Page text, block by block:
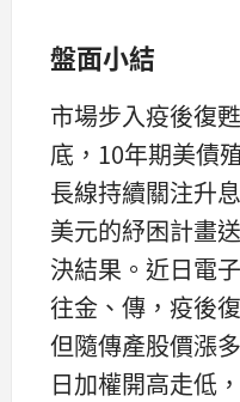
盤面小結
市場步入疫後復
底，10年期美債
長線持續關注升
美元的紓困計畫
決結果。近日電
往金、傳，疫後
但隨傳產股價漲
日加權開高走低